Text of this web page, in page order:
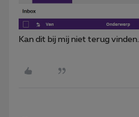
Kan dit bij mij niet terug vinden...